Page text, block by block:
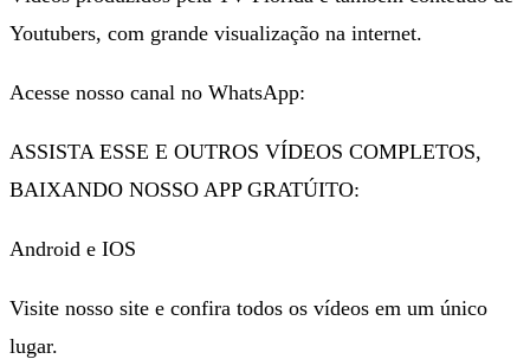
Youtubers, com grande visualização na internet.
Acesse nosso canal no WhatsApp:
ASSISTA ESSE E OUTROS VÍDEOS COMPLETOS,
BAIXANDO NOSSO APP GRATÚITO:
Android e IOS
Visite nosso site e confira todos os vídeos em um único
lugar.